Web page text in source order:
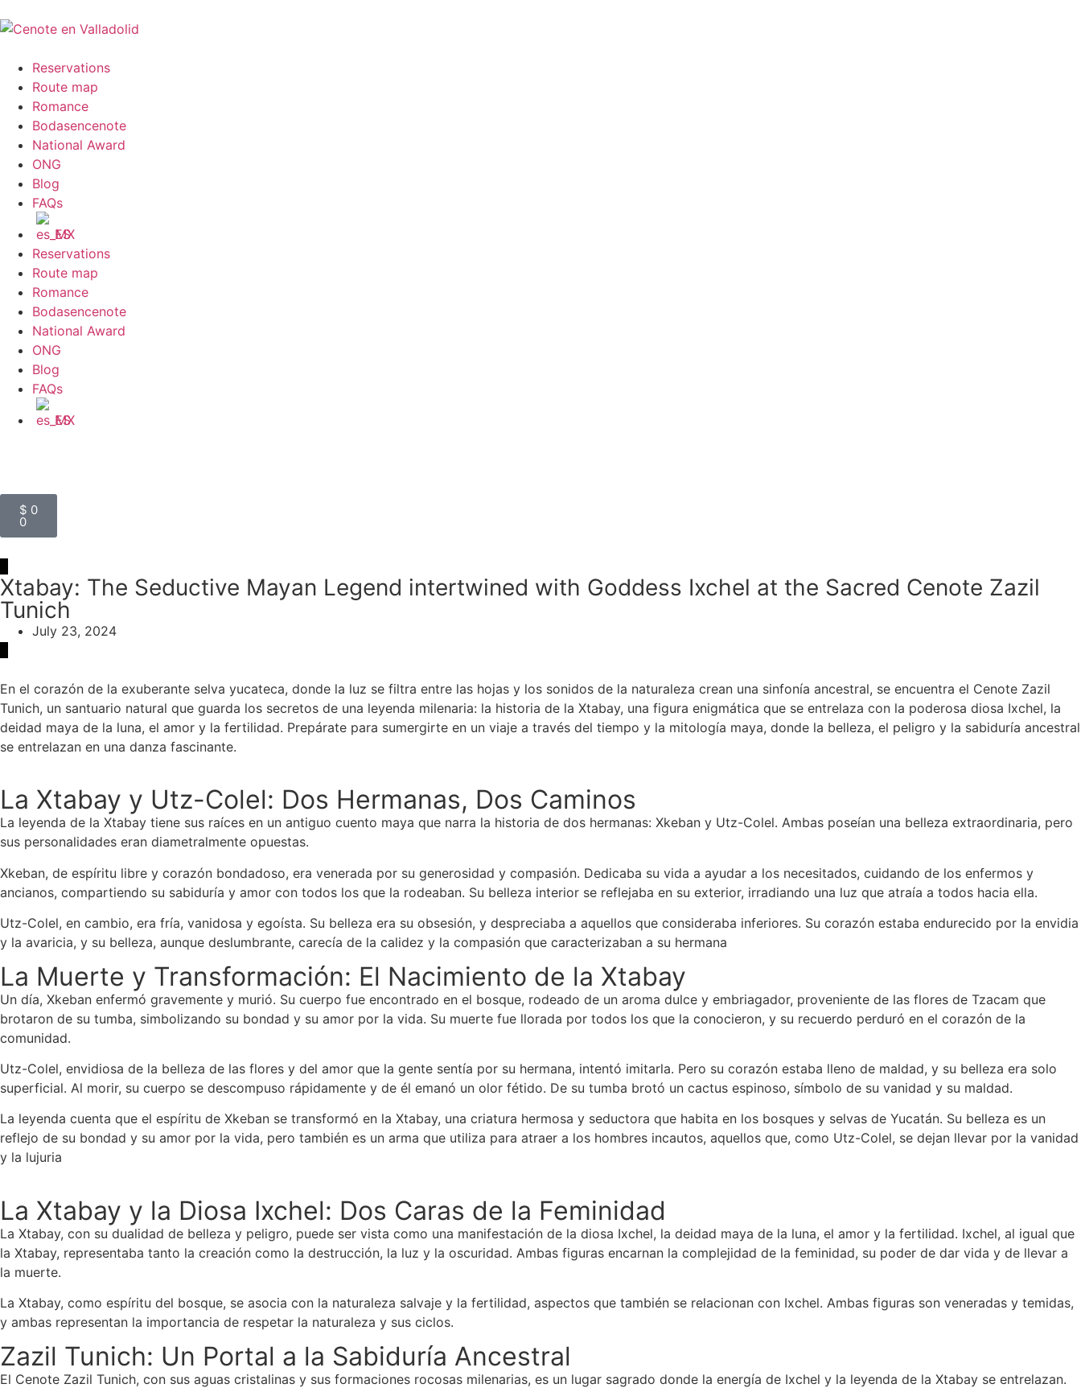
Reservations
Route map
Romance
Bodasencenote
National Award
ONG
Blog
FAQs
ES
Reservations
Route map
Romance
Bodasencenote
National Award
ONG
Blog
FAQs
ES
$ 0
0
Xtabay: The Seductive Mayan Legend intertwined with Goddess Ixchel at the Sacred Cenote Zazil
Tunich
July 23, 2024
En el corazón de la exuberante selva yucateca, donde la luz se filtra entre las hojas y los sonidos de la naturaleza crean una sinfonía ancestral, se encuentra el Cenote Zazil
Tunich, un santuario natural que guarda los secretos de una leyenda milenaria: la historia de la Xtabay, una figura enigmática que se entrelaza con la poderosa diosa Ixchel, la
deidad maya de la luna, el amor y la fertilidad. Prepárate para sumergirte en un viaje a través del tiempo y la mitología maya, donde la belleza, el peligro y la sabiduría ancestral
se entrelazan en una danza fascinante.
La Xtabay y Utz-Colel: Dos Hermanas, Dos Caminos
La leyenda de la Xtabay tiene sus raíces en un antiguo cuento maya que narra la historia de dos hermanas: Xkeban y Utz-Colel. Ambas poseían una belleza extraordinaria, pero
sus personalidades eran diametralmente opuestas.
Xkeban, de espíritu libre y corazón bondadoso, era venerada por su generosidad y compasión. Dedicaba su vida a ayudar a los necesitados, cuidando de los enfermos y
ancianos, compartiendo su sabiduría y amor con todos los que la rodeaban. Su belleza interior se reflejaba en su exterior, irradiando una luz que atraía a todos hacia ella.
Utz-Colel, en cambio, era fría, vanidosa y egoísta. Su belleza era su obsesión, y despreciaba a aquellos que consideraba inferiores. Su corazón estaba endurecido por la envidia
y la avaricia, y su belleza, aunque deslumbrante, carecía de la calidez y la compasión que caracterizaban a su hermana
La Muerte y Transformación: El Nacimiento de la Xtabay
Un día, Xkeban enfermó gravemente y murió. Su cuerpo fue encontrado en el bosque, rodeado de un aroma dulce y embriagador, proveniente de las flores de Tzacam que
brotaron de su tumba, simbolizando su bondad y su amor por la vida. Su muerte fue llorada por todos los que la conocieron, y su recuerdo perduró en el corazón de la
comunidad.
Utz-Colel, envidiosa de la belleza de las flores y del amor que la gente sentía por su hermana, intentó imitarla. Pero su corazón estaba lleno de maldad, y su belleza era solo
superficial. Al morir, su cuerpo se descompuso rápidamente y de él emanó un olor fétido. De su tumba brotó un cactus espinoso, símbolo de su vanidad y su maldad.
La leyenda cuenta que el espíritu de Xkeban se transformó en la Xtabay, una criatura hermosa y seductora que habita en los bosques y selvas de Yucatán. Su belleza es un
reflejo de su bondad y su amor por la vida, pero también es un arma que utiliza para atraer a los hombres incautos, aquellos que, como Utz-Colel, se dejan llevar por la vanidad
y la lujuria
La Xtabay y la Diosa Ixchel: Dos Caras de la Feminidad
La Xtabay, con su dualidad de belleza y peligro, puede ser vista como una manifestación de la diosa Ixchel, la deidad maya de la luna, el amor y la fertilidad. Ixchel, al igual que
la Xtabay, representaba tanto la creación como la destrucción, la luz y la oscuridad. Ambas figuras encarnan la complejidad de la feminidad, su poder de dar vida y de llevar a
la muerte.
La Xtabay, como espíritu del bosque, se asocia con la naturaleza salvaje y la fertilidad, aspectos que también se relacionan con Ixchel. Ambas figuras son veneradas y temidas,
y ambas representan la importancia de respetar la naturaleza y sus ciclos.
Zazil Tunich: Un Portal a la Sabiduría Ancestral
El Cenote Zazil Tunich, con sus aguas cristalinas y sus formaciones rocosas milenarias, es un lugar sagrado donde la energía de Ixchel y la leyenda de la Xtabay se entrelazan.